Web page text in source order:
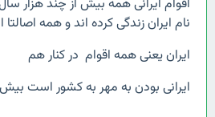
اقوام ایرانی همه بیش از چند هزار
نام ایران زندگی کرده اند و همه
ایران یعنی همه اقوام در کنار هم
ایرانی بودن به مهر به کشور است